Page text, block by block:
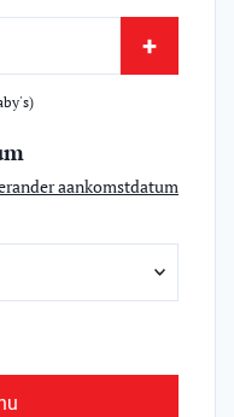
+
aankomstdatum